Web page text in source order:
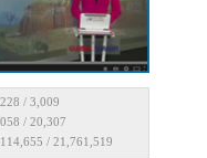
/ 3,009
/ 20,307
/ 21,761,519